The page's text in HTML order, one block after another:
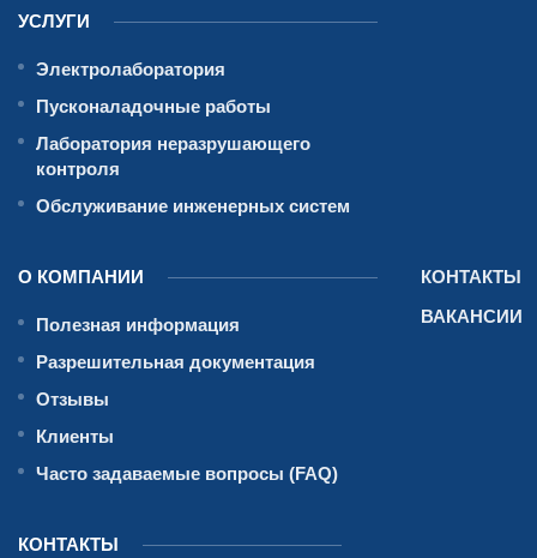
УСЛУГИ
Электролаборатория
Пусконаладочные работы
Лаборатория неразрушающего
контроля
Обслуживание инженерных систем
О КОМПАНИИ
Полезная информация
Разрешительная документация
Отзывы
Клиенты
Часто задаваемые вопросы (FAQ)
КОНТАКТЫ
ВАКАНСИИ
КОНТАКТЫ